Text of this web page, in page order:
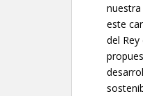
este
del